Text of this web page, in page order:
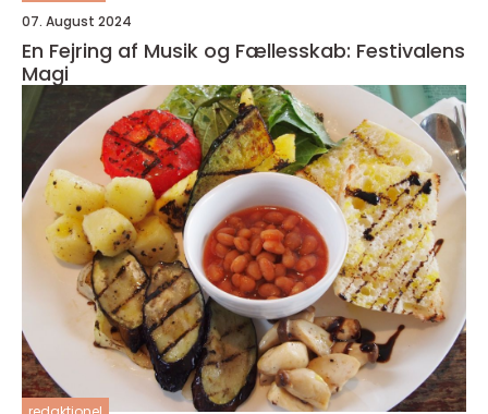
07. August 2024
En Fejring af Musik og Fællesskab: Festivalens
Magi